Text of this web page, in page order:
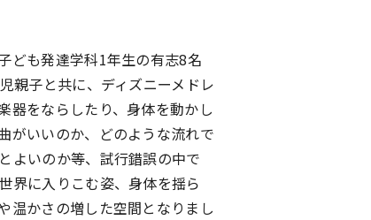
ども発達学科1年生の有志8名
親子と共に、ディズニーメドレ
器をならしたり、身体を動かし
がいいのか、どのような流れで
よいのか等、試行錯誤の中で
界に入りこむ姿、身体を揺ら
温かさの増した空間となりまし